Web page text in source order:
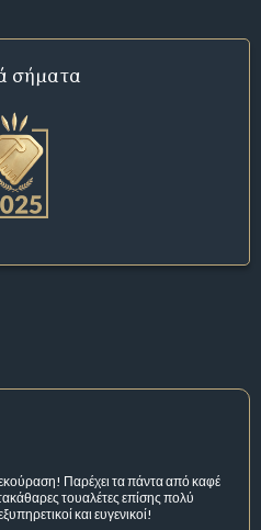
σήματα
Παρέχει τα πάντα από καφέ
τουαλέτες επίσης πολύ
και ευγενικοί!